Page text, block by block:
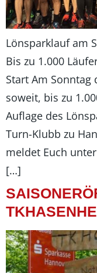
Lönsparklauf am
Bis zu 1.000
Start Am
soweit, bis zu
Auflage des
Turn-Klubb zu
meldet Euch
[…]